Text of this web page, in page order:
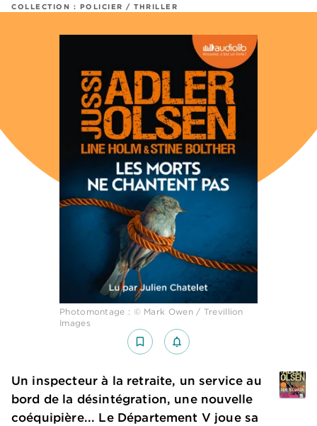
COLLECTION : POLICIER / THRILLER
Photomontage : © Mark Owen / Trevillion
Images
bookmark_border notifications_none_outlined
Un inspecteur à la retraite, un service au
bord de la désintégration, une nouvelle
coéquipière... Le Département V joue sa